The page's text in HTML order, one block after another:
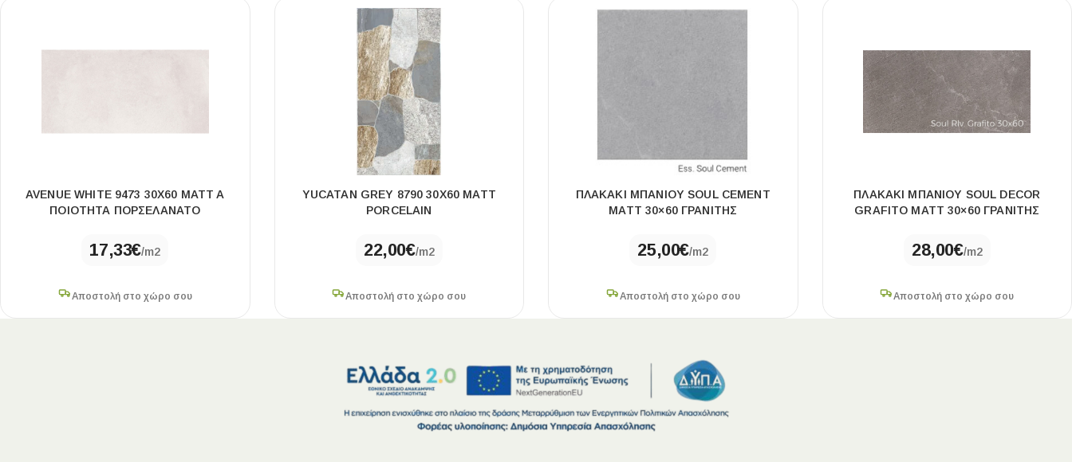
AVENUE WHITE 9473 30X60 MATT A
ΠΟΙΟΤΗΤΑ ΠΟΡΣΕΛΑΝΑΤΟ
17,33€/m2
Αποστολή στο χώρο σου
YUCATAN GREY 8790 30X60 MATT
PORCELAIN
22,00€/m2
Αποστολή στο χώρο σου
ΠΛΑΚΆΚΙ ΜΠΆΝΙΟΥ SOUL CEMENT
MATT 30×60 ΓΡΑΝΊΤΗΣ
25,00€/m2
Αποστολή στο χώρο σου
ΠΛΑΚΆΚΙ ΜΠΆΝΙΟΥ SOUL DECOR
GRAFITO MATT 30×60 ΓΡΑΝΊΤΗΣ
28,00€/m2
Αποστολή στο χώρο σου